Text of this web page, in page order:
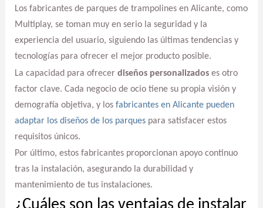
Los fabricantes de parques de trampolines en Alicante, como
Multiplay, se toman muy en serio la seguridad y la
experiencia del usuario, siguiendo las últimas tendencias y
tecnologías para ofrecer el mejor producto posible.
La capacidad para ofrecer diseños personalizadoses otro
factor clave. Cada negocio de ocio tiene su propia visión y
demografía objetiva, y los fabricantes en Alicante pueden
adaptar los diseños de los parquespara satisfacer estos
requisitos únicos.
Por último, estos fabricantes proporcionan apoyo continuo
tras la instalación, asegurando la durabilidad y
mantenimiento de tus instalaciones.